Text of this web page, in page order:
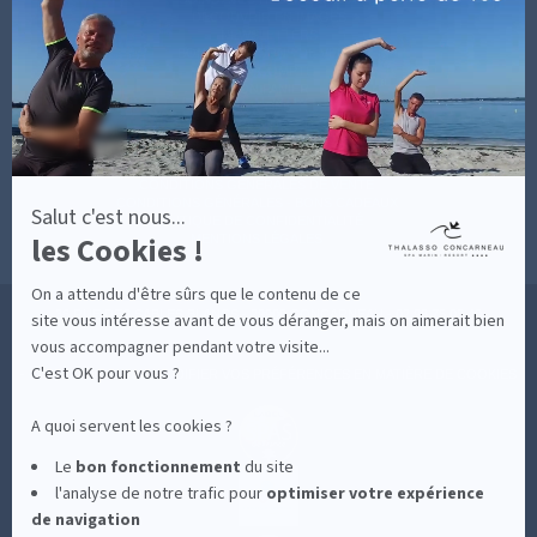
Salut c'est nous...
les Cookies !
On a attendu d'être sûrs que le contenu de ce
site vous intéresse avant de vous déranger, mais on aimerait bien
vous accompagner pendant votre visite...
C'est OK pour vous ?
A quoi servent les cookies ?
Le bon fonctionnement du site
l'analyse de notre trafic pour optimiservotre expérience
de navigation
BONNES RAISONS DE VENIR
MON COMPTE
MON PANIER
ACCÈS
CONTACT
MESURES D'HYGIÈNE
POLITIQUE DE CONFIDENTIALITÉ
MENTIONS LÉGALES
36 RUE DES SABLES BLANCS - 29900 CONCARNEAU - 02 98 75 05 40
CLIQUEZ-ICI POUR MODIFIER VOS PRÉFÉRENCES EN MATIÈRE DE COOKIES